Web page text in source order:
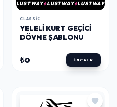
LUSTWAY LUSTWAY LUSTWAY
CLASSIC
YELELI KURT GEÇICI
DÖVME ŞABLONU
₺0 İNCELE